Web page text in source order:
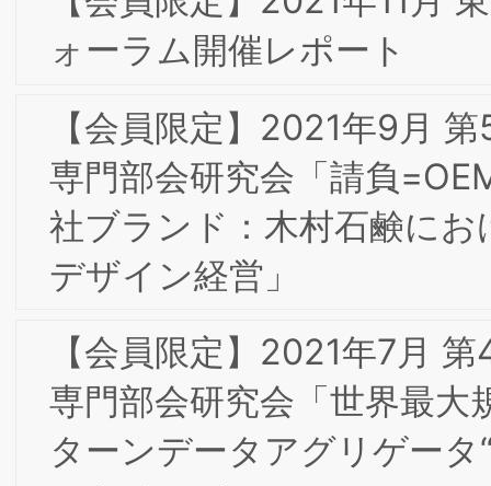
2013年 新年のご挨拶
2012年8月 特別研究会のご報告とお礼
2012年7月 定例研究会へのご出席のお礼
2012年6月 東京第1回フォーラムへのお
礼とお願い
2012年4月 キックオフ・フォーラムへ
ご出席のお礼とお願い
2011年9月 開催設立記念フォーラムのお
礼とお願い